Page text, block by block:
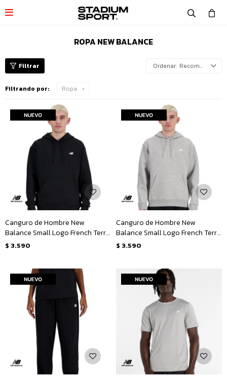

ROPA NEW BALANCE
Recomendados
Filtrando por: Ropa
Canguro de Hombre New
Balance Small Logo French Terry
Hoodie - Negro
$ 3.590
Canguro de Hombre New
Balance Small Logo French Terry
Hoodie - Gris
$ 3.590